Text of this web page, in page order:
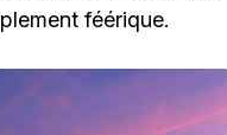
féérique.